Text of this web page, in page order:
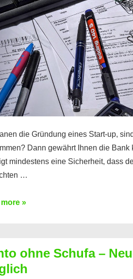
die Gründung eines Start-up,
Dann gewährt Ihnen die
mindestens eine Sicherheit, dass
…
more »
ohne Schufa –